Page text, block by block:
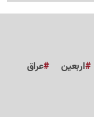
اربعین
عراق